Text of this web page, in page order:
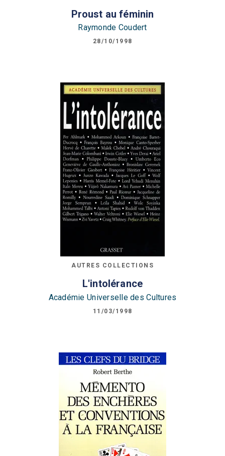
Proust au féminin
Raymonde Coudert
28/10/1998
AUTRES COLLECTIONS
L'intolérance
Académie Universelle des Cultures
11/03/1998